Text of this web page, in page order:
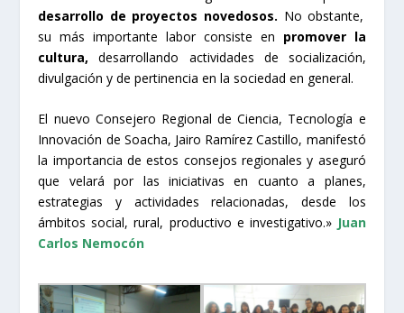
desarrollo de proyectos novedosos. No obstante,
su más importante labor consiste en promover la
cultura,desarrollando actividades de socialización,
divulgación y de pertinencia en la sociedad en general.
El nuevo Consejero Regional de Ciencia, Tecnología e
Innovación de Soacha, Jairo Ramírez Castillo, manifestó
la importancia de estos consejos regionales y aseguró
que velará por las iniciativas en cuanto a planes,
estrategias y actividades relacionadas, desde los
ámbitos social, rural, productivo e investigativo.»Juan
Carlos Nemocón